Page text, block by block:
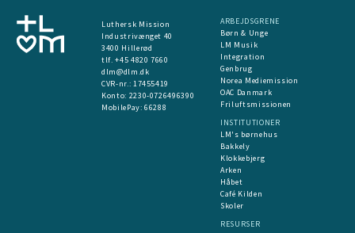
Luthersk Mission
Industrivænget 40
3400 Hillerød
tlf. +45 4820 7660
dlm@dlm.dk
CVR-nr.: 17455419
​Konto: 2230-0726496390
MobilePay:66288
ARBEJDSGRENE
Børn & Unge
LM Musik
Integration
Genbrug
Norea Mediemission
OAC Danmark
Friluftsmissionen
INSTITUTIONER
LM's børnehus
Bakkely
Klokkebjerg
Arken
Håbet
Café Kilden
Skoler
RESURSER